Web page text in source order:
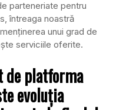
parteneriate pentru
întreaga noastră
unui grad de
serviciile oferite.
de platforma
evoluţia